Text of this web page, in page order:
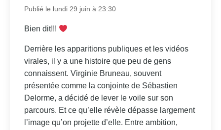
Publié le lundi 29 juin à 23:30
Bien dit!!!
Derrière les apparitions publiques et les vidéos
virales, il y a une histoire que peu de gens
connaissent. Virginie Bruneau, souvent
présentée comme la conjointe de Sébastien
Delorme, a décidé de lever le voile sur son
parcours. Et ce qu’elle révèle dépasse largement
l’image qu’on projette d’elle. Entre ambition,